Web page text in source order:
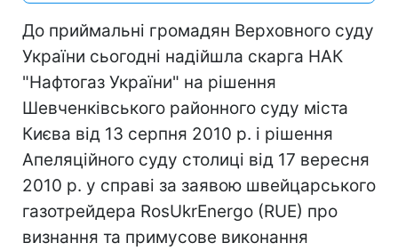
До приймальні громадян Верховного суду
України сьогодні надійшла скарга НАК
"Нафтогаз України" на рішення
Шевченківського районного суду міста
Києва від 13 серпня 2010 р. і рішення
Апеляційного суду столиці від 17 вересня
2010 р. у справі за заявою швейцарського
газотрейдера RosUkrEnergo (RUE) про
визнання та примусове виконання